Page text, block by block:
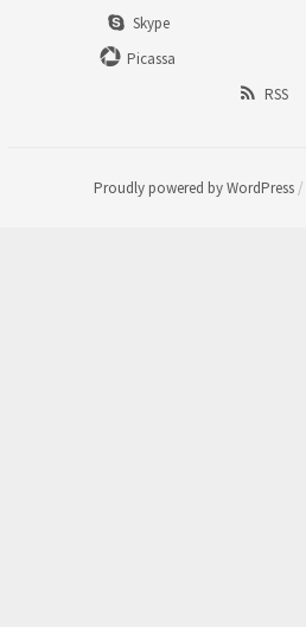
Skype
Picassa
RSS
Proudly powered by WordPress /